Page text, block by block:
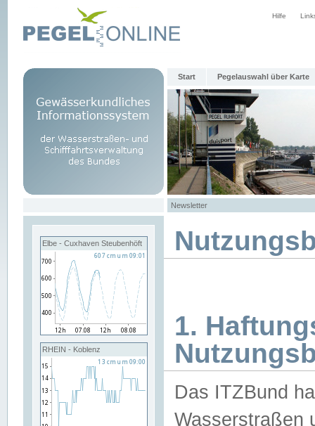
Hilfe
Start Pegelauswahl über Karte
Newsletter
Elbe - Cuxhaven Steubenhöft
RHEIN - Koblenz
1.
Das ITZBund
Wasserstraßen